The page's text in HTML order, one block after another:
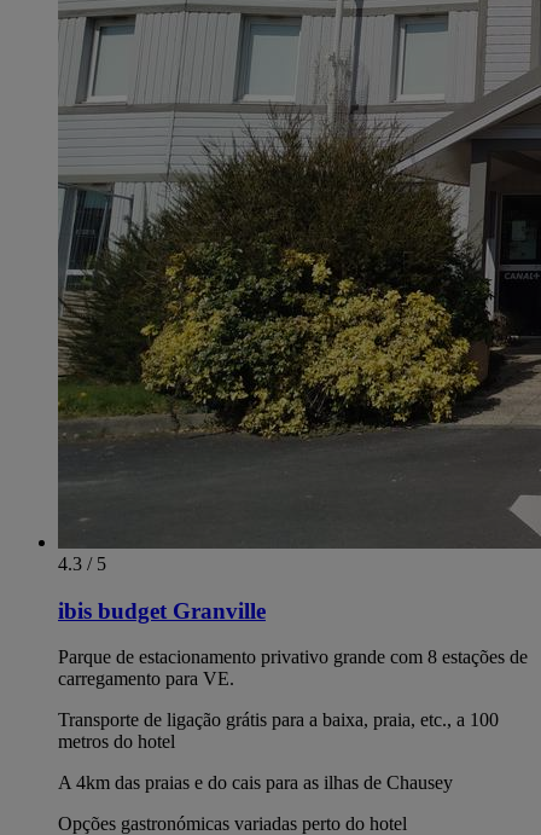
4.3 / 5
ibis budget Granville
Parque de estacionamento privativo grande com 8 estações de
carregamento para VE.
Transporte de ligação grátis para a baixa, praia, etc., a 100
metros do hotel
A 4km das praias e do cais para as ilhas de Chausey
Opções gastronómicas variadas perto do hotel